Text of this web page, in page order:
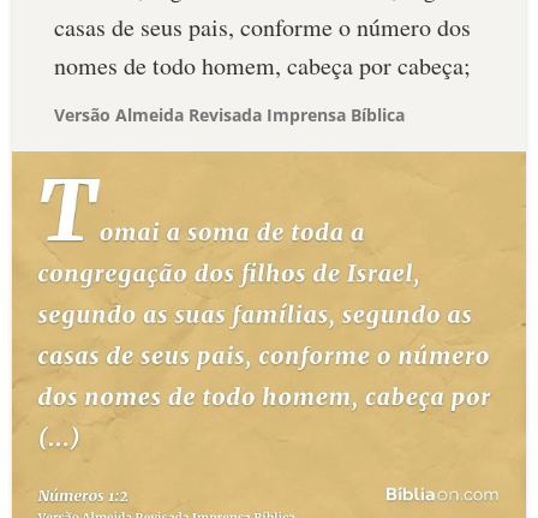
casas de seus pais, conforme o número dos
nomes de todo homem, cabeça por cabeça;
Versão Almeida Revisada Imprensa Bíblica